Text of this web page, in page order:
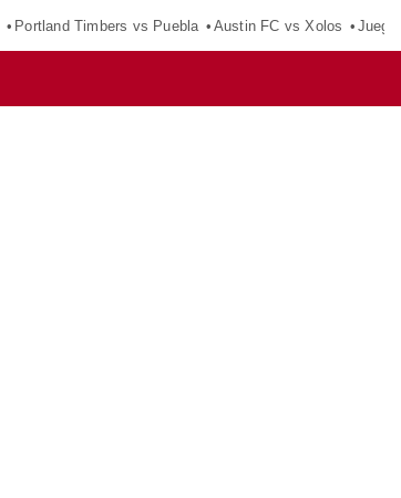
Portland Timbers vs Puebla Austin FC vs Xolos